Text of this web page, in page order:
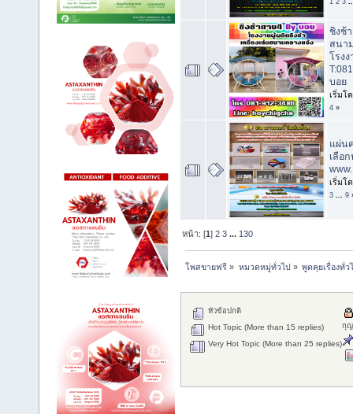
ชิงช้
สนา
โรง
บอย
เริ่มโ
4 »
แผ่น
เลือ
เริ่มโ
3 9
หน้า: [1]2 3 ... 130
โพสขายฟรี » หมวดหมู่ทั่วไป» พูดคุยเรื่องทั่ว
หัวข้อปกติ
Hot Topic (More than 15 replies)
Very Hot Topic (More than 25 replies)
กุ